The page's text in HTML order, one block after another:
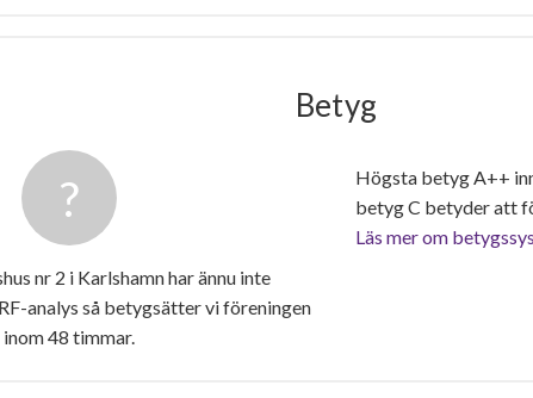
Betyg
nr 2 i Karlshamn har ännu inte
analys så betygsätter vi föreningen
inom 48 timmar.
Högsta betyg A++
betyg C betyder att
Läs mer om